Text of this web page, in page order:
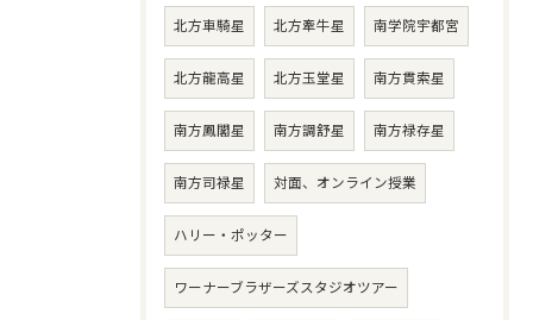
北方車騎星 北方牽牛星 南学院宇都宮
北方龍高星 北方玉堂星 南方貫索星
南方鳳閣星 南方調舒星 南方禄存星
南方司禄星 対面、オンライン授業
ハリー・ポッター
ワーナーブラザーズスタジオツアー